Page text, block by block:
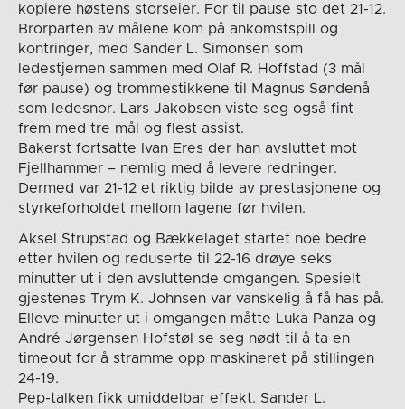
kopiere høstens storseier. For til pause sto det 21-12.
Brorparten av målene kom på ankomstspill og
kontringer, med Sander L. Simonsen som
ledestjernen sammen med Olaf R. Hoffstad (3 mål
før pause) og trommestikkene til Magnus Søndenå
som ledesnor. Lars Jakobsen viste seg også fint
frem med tre mål og flest assist.
Bakerst fortsatte Ivan Eres der han avsluttet mot
Fjellhammer – nemlig med å levere redninger.
Dermed var 21-12 et riktig bilde av prestasjonene og
styrkeforholdet mellom lagene før hvilen.
Aksel Strupstad og Bækkelaget startet noe bedre
etter hvilen og reduserte til 22-16 drøye seks
minutter ut i den avsluttende omgangen. Spesielt
gjestenes Trym K. Johnsen var vanskelig å få has på.
Elleve minutter ut i omgangen måtte Luka Panza og
André Jørgensen Hofstøl se seg nødt til å ta en
timeout for å stramme opp maskineret på stillingen
24-19.
Pep-talken fikk umiddelbar effekt. Sander L.